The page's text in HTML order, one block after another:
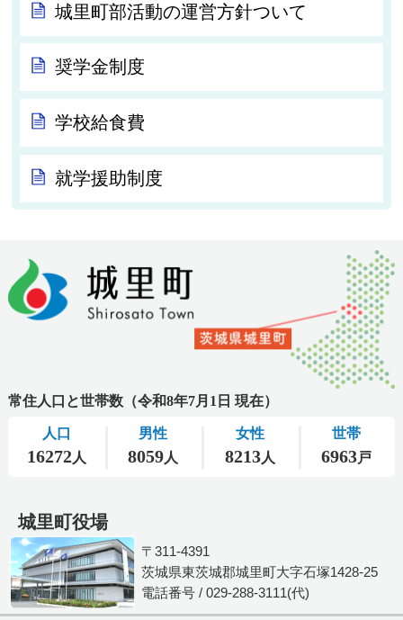
城里町部活動の運営方針ついて
奨学金制度
学校給食費
就学援助制度
城里町役場
〒311-4391
茨城県東茨城郡城里町大字石塚1428-25
電話番号 / 029-288-3111(代)